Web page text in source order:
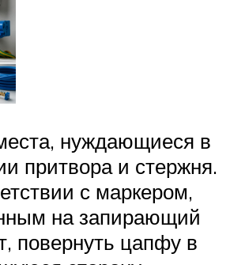
нуждающиеся в
притвора и стержня.
с маркером,
на запирающий
повернуть цапфу в